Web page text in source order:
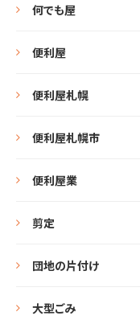
何でも屋
便利屋
便利屋札幌
便利屋札幌市
便利屋業
剪定
団地の片付け
大型ごみ